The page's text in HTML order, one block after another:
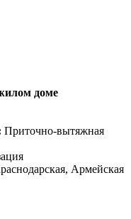
доме
Приточно-вытяжная
Армейская